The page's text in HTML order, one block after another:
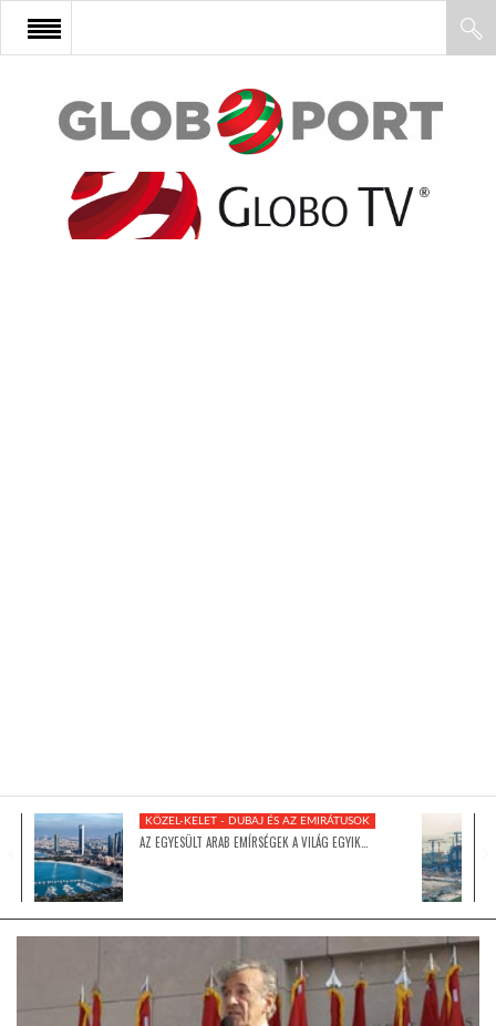
FŐOLDAL
AFRIKA
GLOBOTV BP
KÖZEL-KELET - DUBAJ ÉS AZ EMIRÁTUSOK
AZ EGYESÜLT ARAB EMÍRSÉGEK A VILÁG EGYIK…